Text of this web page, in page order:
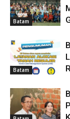
Batam
Batam